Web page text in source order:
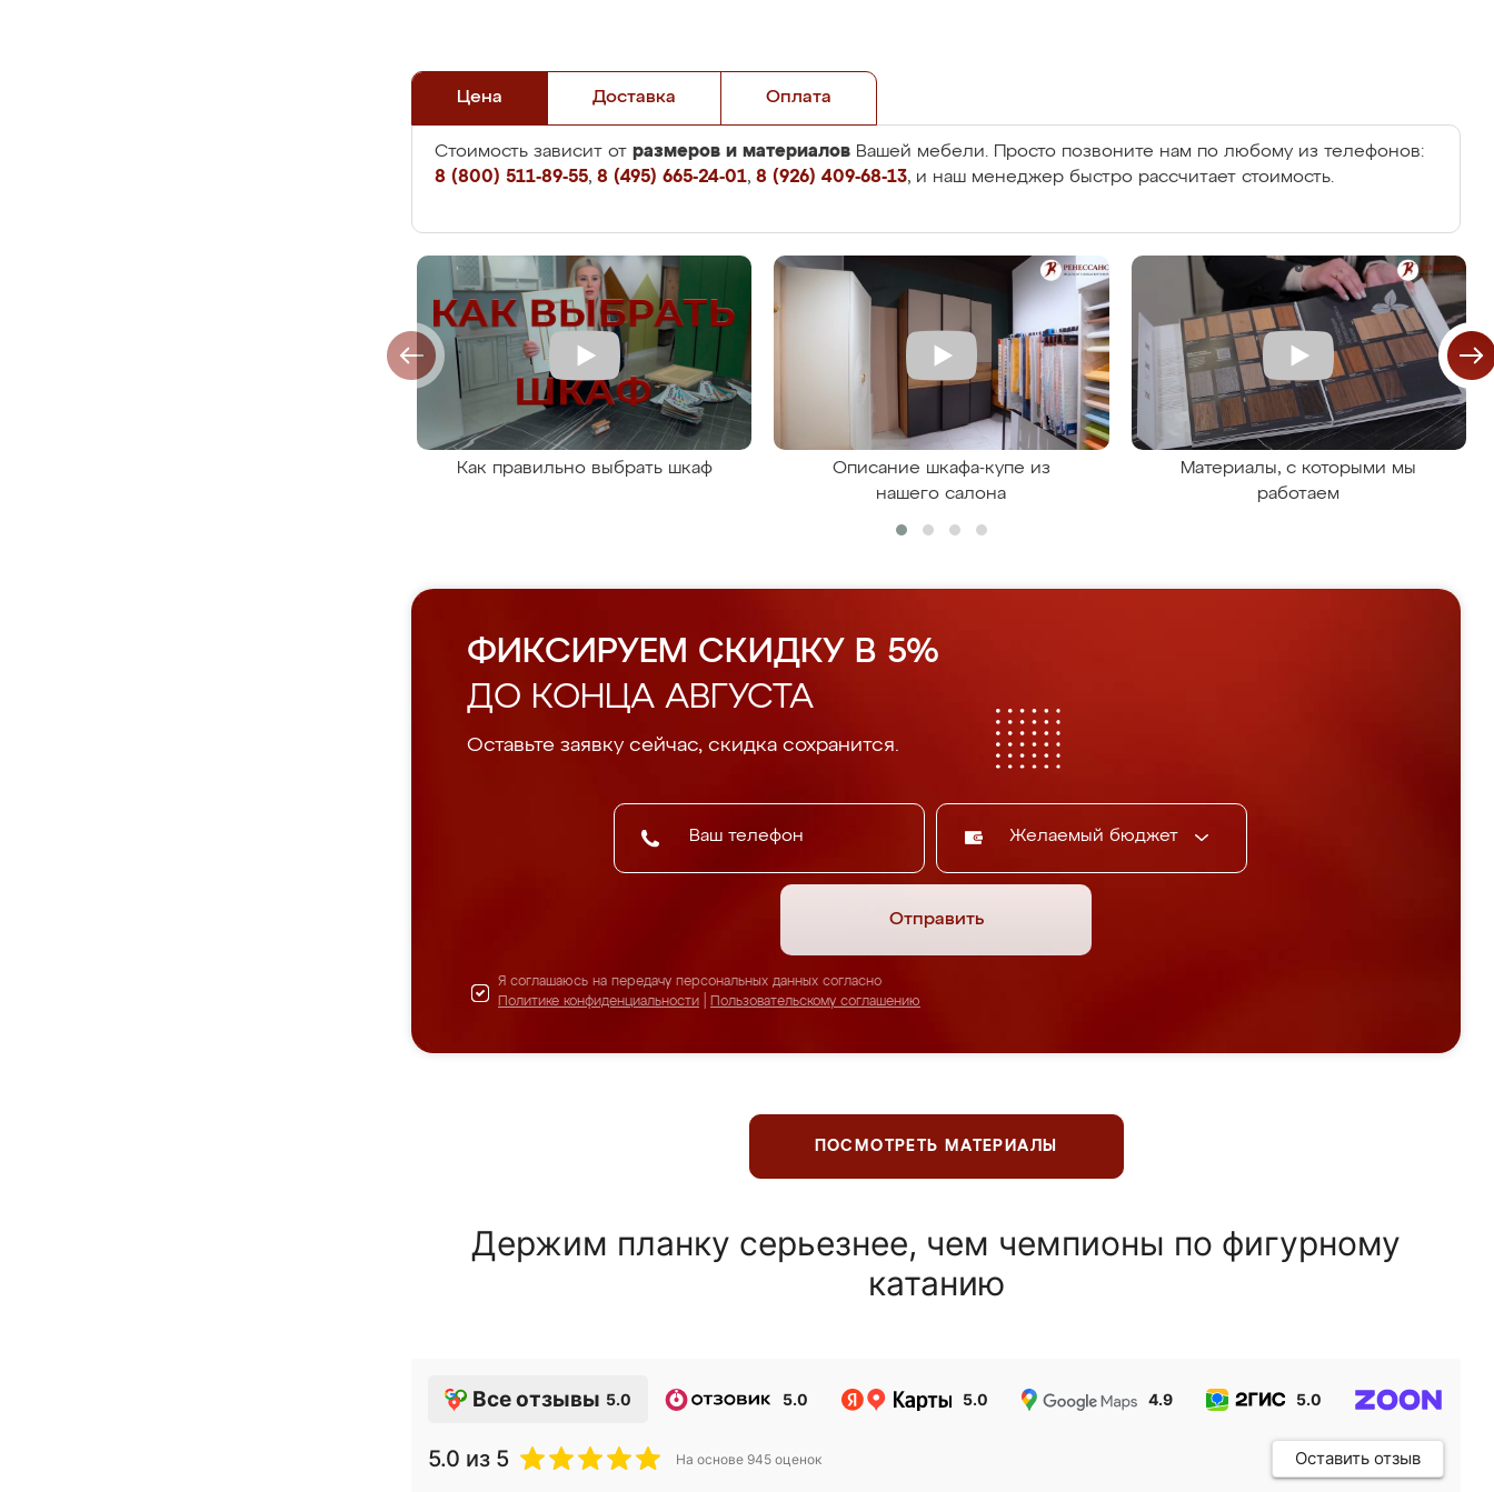
Цена Доставка Оплата
Стоимость зависит от размеров и материалов Вашей мебели. Просто позвоните нам по любому из телефонов:
8 (800) 511-89-55, 8 (495) 665-24-01, 8 (926) 409-68-13, и наш менеджер быстро рассчитает стоимость.
Как правильно выбрать шкаф
Описание шкафа-купе из
нашего салона
Материалы, с которыми мы
работаем
ФИКСИРУЕМ СКИДКУ В 5%
ДО КОНЦА АВГУСТА
Оставьте заявку сейчас, скидка сохранится.
Желаемый бюджет
Отправить
Я соглашаюсь на передачу персональных данных согласно
Политике конфиденциальности
Пользовательскому соглашению
ПОСМОТРЕТЬ МАТЕРИАЛЫ
Держим планку серьезнее, чем чемпионы по фигурному
катанию
Все отзывы 5.0 5.0 5.0 4.9 5.0
5.0 из 5 На основе 945 оценок Оставить отзыв